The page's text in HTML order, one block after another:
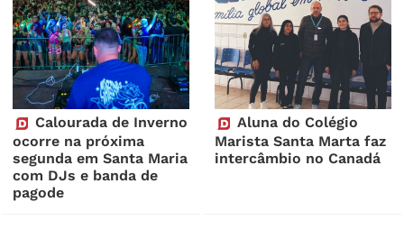
Calourada de Inverno
ocorre na próxima
segunda em Santa Maria
com DJs e banda de
pagode
Aluna do Colégio
Marista Santa Marta faz
intercâmbio no Canadá